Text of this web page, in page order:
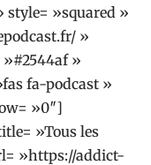
style= »squared »
»
»#2544af »
fa-podcast »
»0″]
»Tous les
»https://addict-